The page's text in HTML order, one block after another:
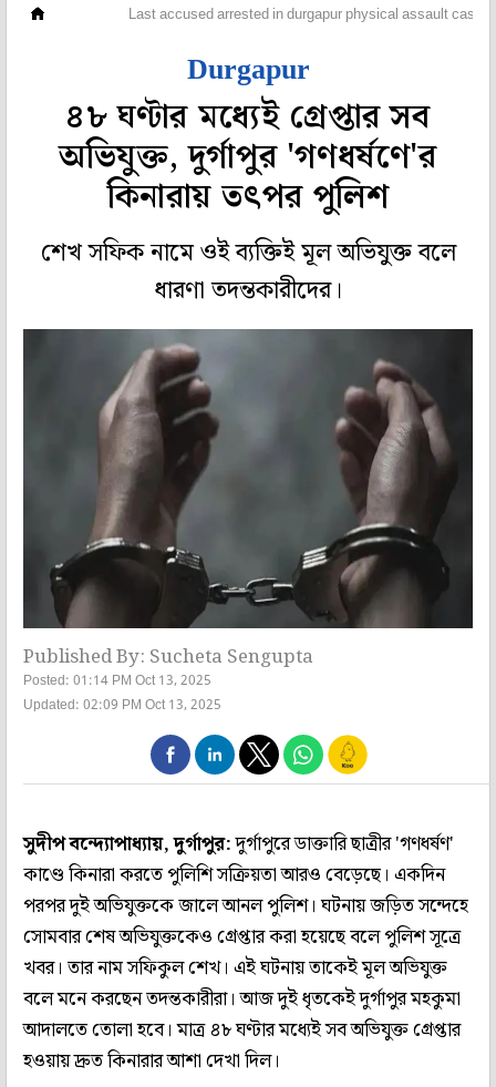
Last accused arrested in durgapur physical assault case
Durgapur
৪৮ ঘণ্টার মধ্যেই গ্রেপ্তার সব
অভিযুক্ত, দুর্গাপুর 'গণধর্ষণে'র
কিনারায় তৎপর পুলিশ
শেখ সফিক নামে ওই ব্যক্তিই মূল অভিযুক্ত বলে
ধারণা তদন্তকারীদের।
Published By: Sucheta Sengupta
Posted: 01:14 PM Oct 13, 2025
Updated: 02:09 PM Oct 13, 2025
সুদীপ বন্দ্যোপাধ্যায়, দুর্গাপুর:দুর্গাপুরে ডাক্তারি ছাত্রীর 'গণধর্ষণ'
কাণ্ডে কিনারা করতে পুলিশি সক্রিয়তা আরও বেড়েছে। একদিন
পরপর দুই অভিযুক্তকে জালে আনল পুলিশ। ঘটনায় জড়িত সন্দেহে
সোমবার শেষ অভিযুক্তকেও গ্রেপ্তার করা হয়েছে বলে পুলিশ সূত্রে
খবর। তার নাম সফিকুল শেখ। এই ঘটনায় তাকেই মূল অভিযুক্ত
বলে মনে করছেন তদন্তকারীরা। আজ দুই ধৃতকেই দুর্গাপুর মহকুমা
আদালতে তোলা হবে। মাত্র ৪৮ ঘণ্টার মধ্যেই সব অভিযুক্ত গ্রেপ্তার
হওয়ায় দ্রুত কিনারার আশা দেখা দিল।